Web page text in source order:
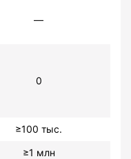
—
0
≥100 тыс.
≥1 млн